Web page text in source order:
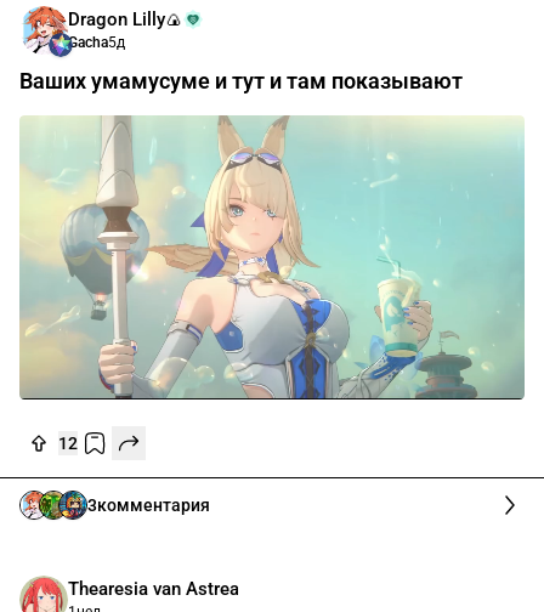
Dragon Lilly🍙
Gacha5д
Ваших умамусуме и тут и там показывают
12
3комментария
Thearesia van Astrea